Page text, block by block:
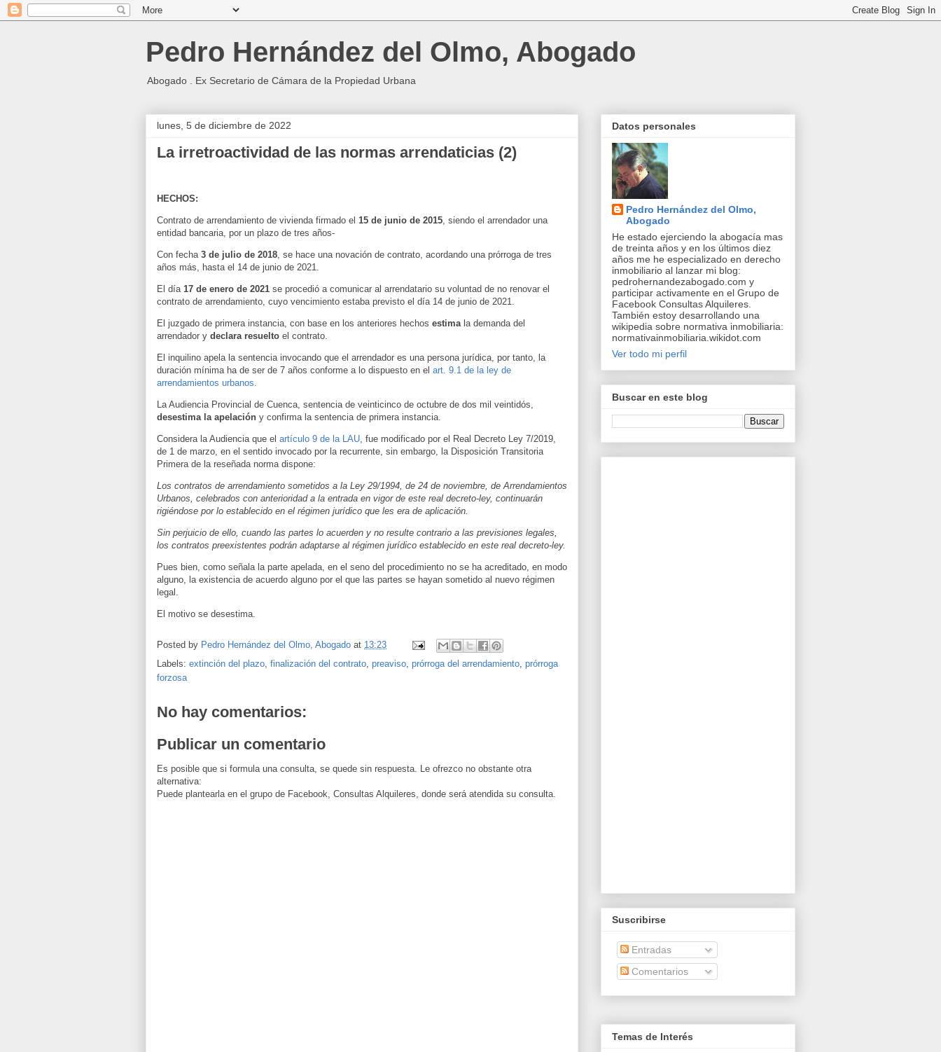
Pedro Hernández del Olmo, Abogado
Abogado . Ex Secretario de Cámara de la Propiedad Urbana
lunes, 5 de diciembre de 2022
La irretroactividad de las normas arrendaticias (2)
HECHOS:
Contrato de arrendamiento de vivienda firmado el 15 de junio de 2015, siendo el arrendador una
entidad bancaria, por un plazo de tres años-
Con fecha 3 de julio de 2018, se hace una novación de contrato, acordando una prórroga de tres
años más, hasta el 14 de junio de 2021.
El día 17 de enero de 2021 se procedió a comunicar al arrendatario su voluntad de no renovar el
contrato de arrendamiento, cuyo vencimiento estaba previsto el día 14 de junio de 2021.
El juzgado de primera instancia, con base en los anteriores hechos estima la demanda del
arrendador y declara resuelto el contrato.
El inquilino apela la sentencia invocando que el arrendador es una persona jurídica, por tanto, la
duración mínima ha de ser de 7 años conforme a lo dispuesto en el art. 9.1 de la ley de
arrendamientos urbanos.
La Audiencia Provincial de Cuenca, sentencia de veinticinco de octubre de dos mil veintidós,
desestima la apelación y confirma la sentencia de primera instancia.
Considera la Audiencia que el artículo 9 de la LAU, fue modificado por el Real Decreto Ley 7/2019,
de 1 de marzo, en el sentido invocado por la recurrente, sin embargo, la Disposición Transitoria
Primera de la reseñada norma dispone:
Los contratos de arrendamiento sometidos a la Ley 29/1994, de 24 de noviembre, de Arrendamientos
Urbanos, celebrados con anterioridad a la entrada en vigor de este real decreto-ley, continuarán
rigiéndose por lo establecido en el régimen jurídico que les era de aplicación.
Sin perjuicio de ello, cuando las partes lo acuerden y no resulte contrario a las previsiones legales,
los contratos preexistentes podrán adaptarse al régimen jurídico establecido en este real decreto-ley.
Pues bien, como señala la parte apelada, en el seno del procedimiento no se ha acreditado, en modo
alguno, la existencia de acuerdo alguno por el que las partes se hayan sometido al nuevo régimen
legal.
El motivo se desestima.
Posted by Pedro Hernández del Olmo, Abogado at 13:23
Labels: extinción del plazo, finalización del contrato, preaviso, prórroga del arrendamiento, prórroga
forzosa
No hay comentarios:
Publicar un comentario
Es posible que si formula una consulta, se quede sin respuesta. Le ofrezco no obstante otra
alternativa:
Puede plantearla en el grupo de Facebook, Consultas Alquileres, donde será atendida su consulta.
Datos personales
Pedro Hernández del Olmo,
Abogado
He estado ejerciendo la abogacía mas
de treinta años y en los últimos diez
años me he especializado en derecho
inmobiliario al lanzar mi blog:
pedrohernandezabogado.com y
participar activamente en el Grupo de
Facebook Consultas Alquileres.
También estoy desarrollando una
wikipedia sobre normativa inmobiliaria:
normativainmobiliaria.wikidot.com
Ver todo mi perfil
Buscar en este blog
Suscribirse
Entradas
Comentarios
Temas de Interés